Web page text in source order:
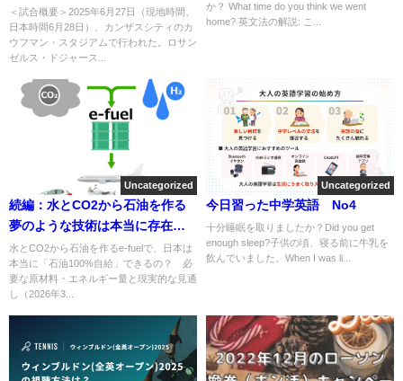
＜試合概要＞2025年6月27日（現地時間、
日本時間6月28日）、カンザスシティのカ
ウフマン・スタジアムで行われた。ロサン
ゼルス・ドジャース...
か？ What time do you think we went
home? 英文法の解説: こ...
Uncategorized
続編：水とCO2から石油を作る
夢のような技術は本当に存在す
るのか、AIに聞いてみた！
水とCO2から石油を作るe-fuelで、日本は
本当に「石油100%自給」できるの？ 必
要な原材料・エネルギー量と現実的な見通
し（2026年3...
Uncategorized
今日習った中学英語 No4
十分睡眠を取りましたか？Did you get
enough sleep?子供の頃、寝る前に牛乳を
飲んでいました。When I was li...